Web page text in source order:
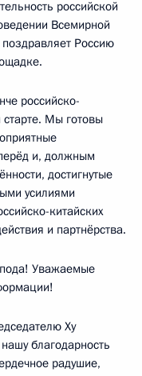
российской
Всемирной
Россию
российско-
старте. Мы готовы
и, должным
достигнутые
усилиями
китайских
и партнёрства.
Уважаемые
Ху
благодарность
радушие,